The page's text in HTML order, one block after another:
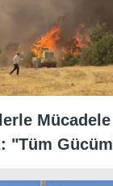
"Tüm